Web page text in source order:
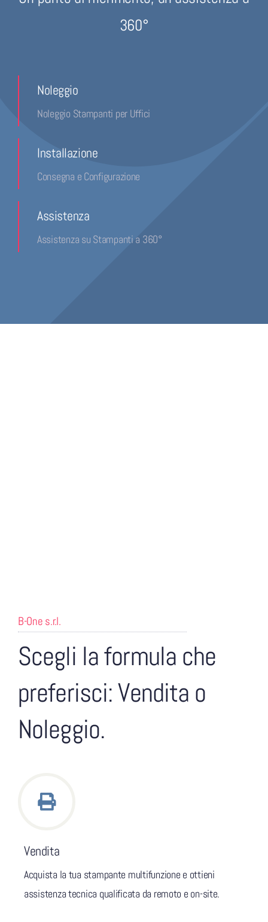
360°
Noleggio
Noleggio Stampanti per Uffici
Installazione
Consegna e Configurazione
Assistenza
Assistenza su Stampanti a 360°
B-One s.r.l.
Scegli la formula che
preferisci: Vendita o
Noleggio.
Vendita
Acquista la tua stampante multifunzione e ottieni
assistenza tecnica qualificata da remoto e on-site.